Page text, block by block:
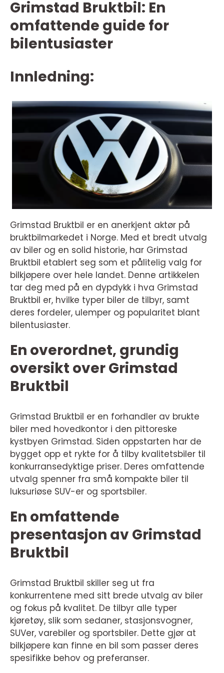
Grimstad Bruktbil: En
omfattende guide for
bilentusiaster
Innledning:
Grimstad Bruktbil er en anerkjent aktør på
bruktbilmarkedet i Norge. Med et bredt utvalg
av biler og en solid historie, har Grimstad
Bruktbil etablert seg som et pålitelig valg for
bilkjøpere over hele landet. Denne artikkelen
tar deg med på en dypdykk i hva Grimstad
Bruktbil er, hvilke typer biler de tilbyr, samt
deres fordeler, ulemper og popularitet blant
bilentusiaster.
En overordnet, grundig
oversikt over Grimstad
Bruktbil
Grimstad Bruktbil er en forhandler av brukte
biler med hovedkontor i den pittoreske
kystbyen Grimstad. Siden oppstarten har de
bygget opp et rykte for å tilby kvalitetsbiler til
konkurransedyktige priser. Deres omfattende
utvalg spenner fra små kompakte biler til
luksuriøse SUV-er og sportsbiler.
En omfattende
presentasjon av Grimstad
Bruktbil
Grimstad Bruktbil skiller seg ut fra
konkurrentene med sitt brede utvalg av biler
og fokus på kvalitet. De tilbyr alle typer
kjøretøy, slik som sedaner, stasjonsvogner,
SUVer, varebiler og sportsbiler. Dette gjør at
bilkjøpere kan finne en bil som passer deres
spesifikke behov og preferanser.